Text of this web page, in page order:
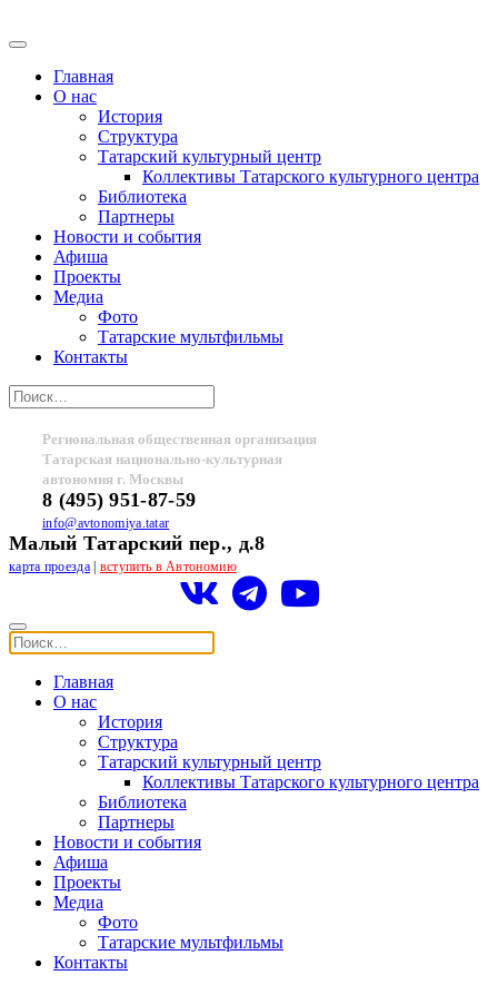
Главная
О нас
История
Структура
Татарский культурный центр
Коллективы Татарского культурного центра
Библиотека
Партнеры
Новости и события
Афиша
Проекты
Медиа
Фото
Татарские мультфильмы
Контакты
Региональная общественная организация
Татарская национально-культурная
автономия г. Москвы
8 (495) 951-87-59
info@avtonomiya.tatar
Малый Татарский пер., д.8
карта проезда| вступить в Автономию
Главная
О нас
История
Структура
Татарский культурный центр
Коллективы Татарского культурного центра
Библиотека
Партнеры
Новости и события
Афиша
Проекты
Медиа
Фото
Татарские мультфильмы
Контакты